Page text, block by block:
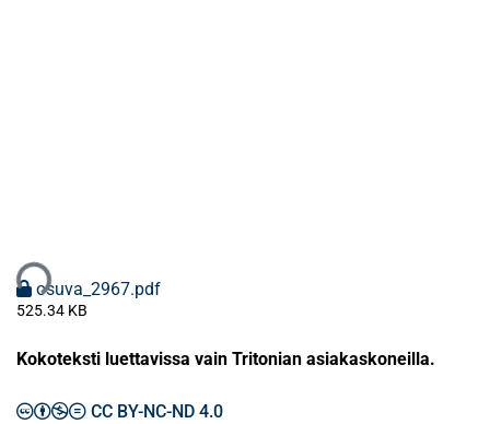
osuva_2967.pdf
525.34 KB
Kokoteksti luettavissa vain Tritonian asiakaskoneilla.
CC BY-NC-ND 4.0